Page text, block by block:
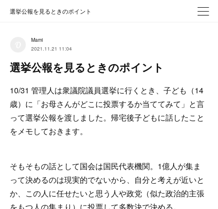
選挙公報を見るときのポイント
Mami
2021.11.21 11:04
選挙公報を見るときのポイント
10/31 管理人は衆議院議員選挙に行くとき、子ども（14
歳）に「お母さんがどこに投票するか当ててみて」と言
って選挙公報を渡しました。帰宅後子どもに話したこと
をメモしておきます。
そもそもの話として国会は国民代表機関。1億人が集ま
って決めるのは現実的でないから、自分と考えが近いと
か、この人に任せたいと思う人や政党（似た政治的主張